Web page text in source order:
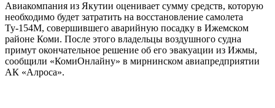
Авиакомпания из Якутии оценивает сумму средств, которую
необходимо будет затратить на восстановление самолета
Ту-154М, совершившего аварийную посадку в Ижемском
районе Коми. После этого владельцы воздушного судна
примут окончательное решение об его эвакуации из Ижмы,
сообщили «КомиОнлайну» в мирнинском авиапредприятии
АК «Алроса».